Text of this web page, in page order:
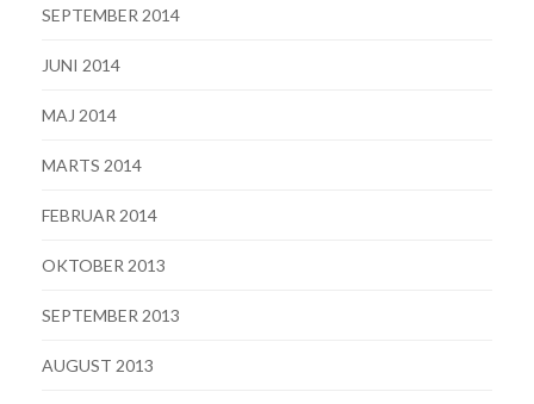
SEPTEMBER 2014
JUNI 2014
MAJ 2014
MARTS 2014
FEBRUAR 2014
OKTOBER 2013
SEPTEMBER 2013
AUGUST 2013